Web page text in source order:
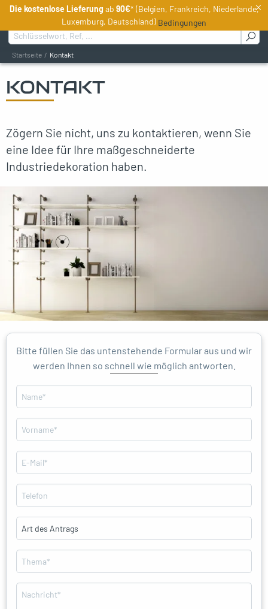
DE
Suchen :
Startseite Kontakt
KONTAKT
Zögern Sie nicht, uns zu kontaktieren, wenn Sie
eine Idee für Ihre maßgeschneiderte
Industriedekoration haben.
Bitte füllen Sie das untenstehende Formular aus und wir
werden Ihnen so schnell wie möglich antworten.
menu
menu
menu
menu
menu
menu
Die kostenlose Lieferung ab 90€* (Belgien, Frankreich, Niederlande,
Luxemburg, Deutschland) Bedingungen
×